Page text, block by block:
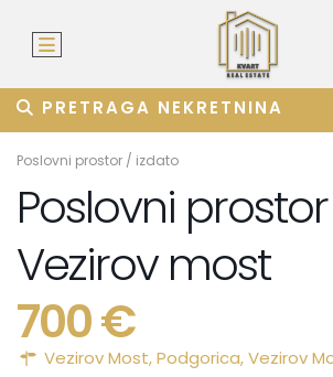
PRETRAGA NEKRETNINA
Poslovni prostor / izdato
Poslovni
Vezirov most
700 €
Vezirov Most,Podgorica,Vezirov